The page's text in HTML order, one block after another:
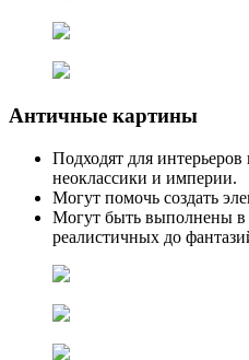
Античные картины
Подходят для интерьеров
неоклассики и империи.
Могут помочь создать
Могут быть выполнены в
реалистичных до